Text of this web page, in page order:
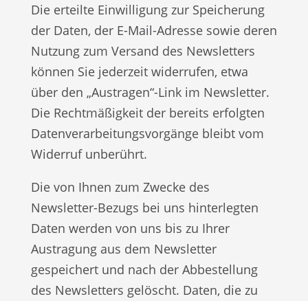
Die erteilte Einwilligung zur Speicherung
der Daten, der E-Mail-Adresse sowie deren
Nutzung zum Versand des Newsletters
können Sie jederzeit widerrufen, etwa
über den „Austragen“-Link im Newsletter.
Die Rechtmäßigkeit der bereits erfolgten
Datenverarbeitungsvorgänge bleibt vom
Widerruf unberührt.
Die von Ihnen zum Zwecke des
Newsletter-Bezugs bei uns hinterlegten
Daten werden von uns bis zu Ihrer
Austragung aus dem Newsletter
gespeichert und nach der Abbestellung
des Newsletters gelöscht. Daten, die zu